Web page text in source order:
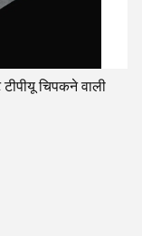
चिपकने वाली